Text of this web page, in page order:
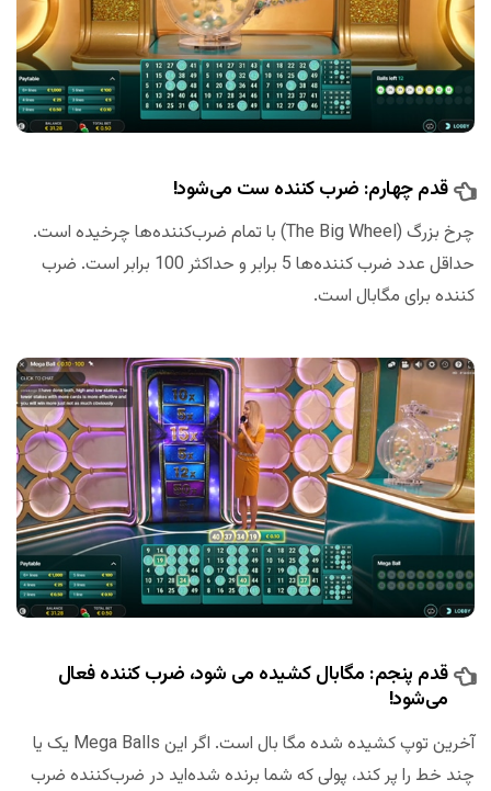
قدم چهارم: ضرب کننده ست می‌شود!
چرخ بزرگ (The Big Wheel) با تمام ضرب‌کننده‌ها چرخیده است.
حداقل عدد ضرب کننده‌ها 5 برابر و حداکثر 100 برابر است. ضرب
کننده برای مگابال است.
قدم پنجم: مگابال کشیده می شود، ضرب کننده فعال
می‌شود!
آخرین توپ کشیده شده مگا بال است. اگر این Mega Balls یک یا
چند خط را پر کند، پولی که شما برنده شده‌اید در ضرب‌کننده ضرب